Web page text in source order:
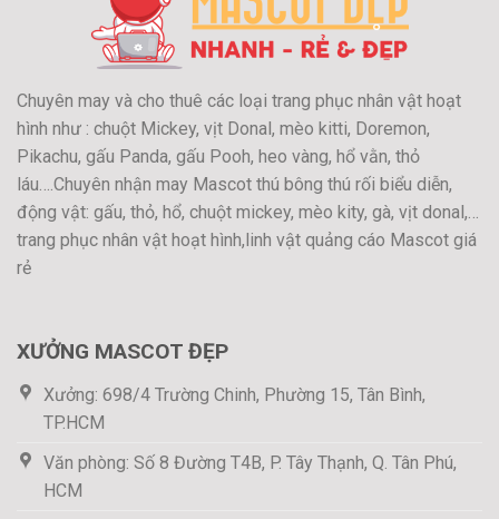
Chuyên may và cho thuê các loại trang phục nhân vật hoạt
hình như : chuột Mickey, vịt Donal, mèo kitti, Doremon,
Pikachu, gấu Panda, gấu Pooh, heo vàng, hổ vằn, thỏ
láu….Chuyên nhận may Mascot thú bông thú rối biểu diễn,
động vật: gấu, thỏ, hổ, chuột mickey, mèo kity, gà, vịt donal,…
trang phục nhân vật hoạt hình,linh vật quảng cáo Mascot giá
rẻ
XƯỞNG MASCOT ĐẸP
Xưởng: 698/4 Trường Chinh, Phường 15, Tân Bình,
TP.HCM
Văn phòng: Số 8 Đường T4B, P. Tây Thạnh, Q. Tân Phú,
HCM